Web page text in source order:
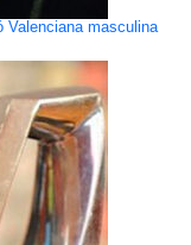
Valenciana masculina